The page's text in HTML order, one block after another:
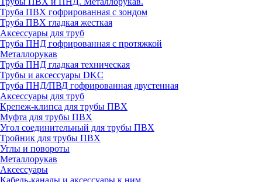
Труба ПВХ гофрированная с зондом
Труба ПВХ гладкая жесткая
Аксессуары для труб
Труба ПНД гофрированная с протяжкой
Металлорукав
Труба ПНД гладкая техническая
Трубы и аксессуары DKC
Труба ПНД/ПВД гофрированная двустенная
Аксессуары для труб
Крепеж-клипса для трубы ПВХ
Муфта для трубы ПВХ
Угол соединительный для трубы ПВХ
Тройник для трубы ПВХ
Углы и повороты
Металлорукав
Аксессуары
Кабель-каналы и аксессуары к ним